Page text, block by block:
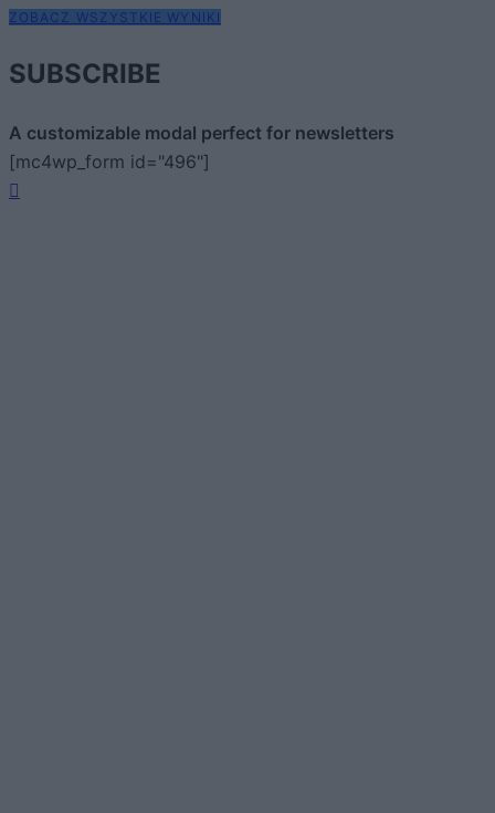
ZOBACZ WSZYSTKIE WYNIKI
SUBSCRIBE
A customizable modal perfect for newsletters
[mc4wp_form id="496"]